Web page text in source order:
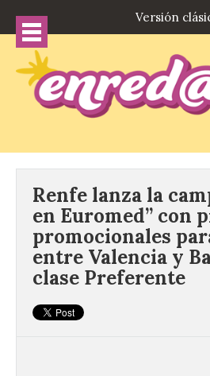
Versión
Renfe lanza la
en Euromed” con
promocionales
entre Valencia y
clase Preferente